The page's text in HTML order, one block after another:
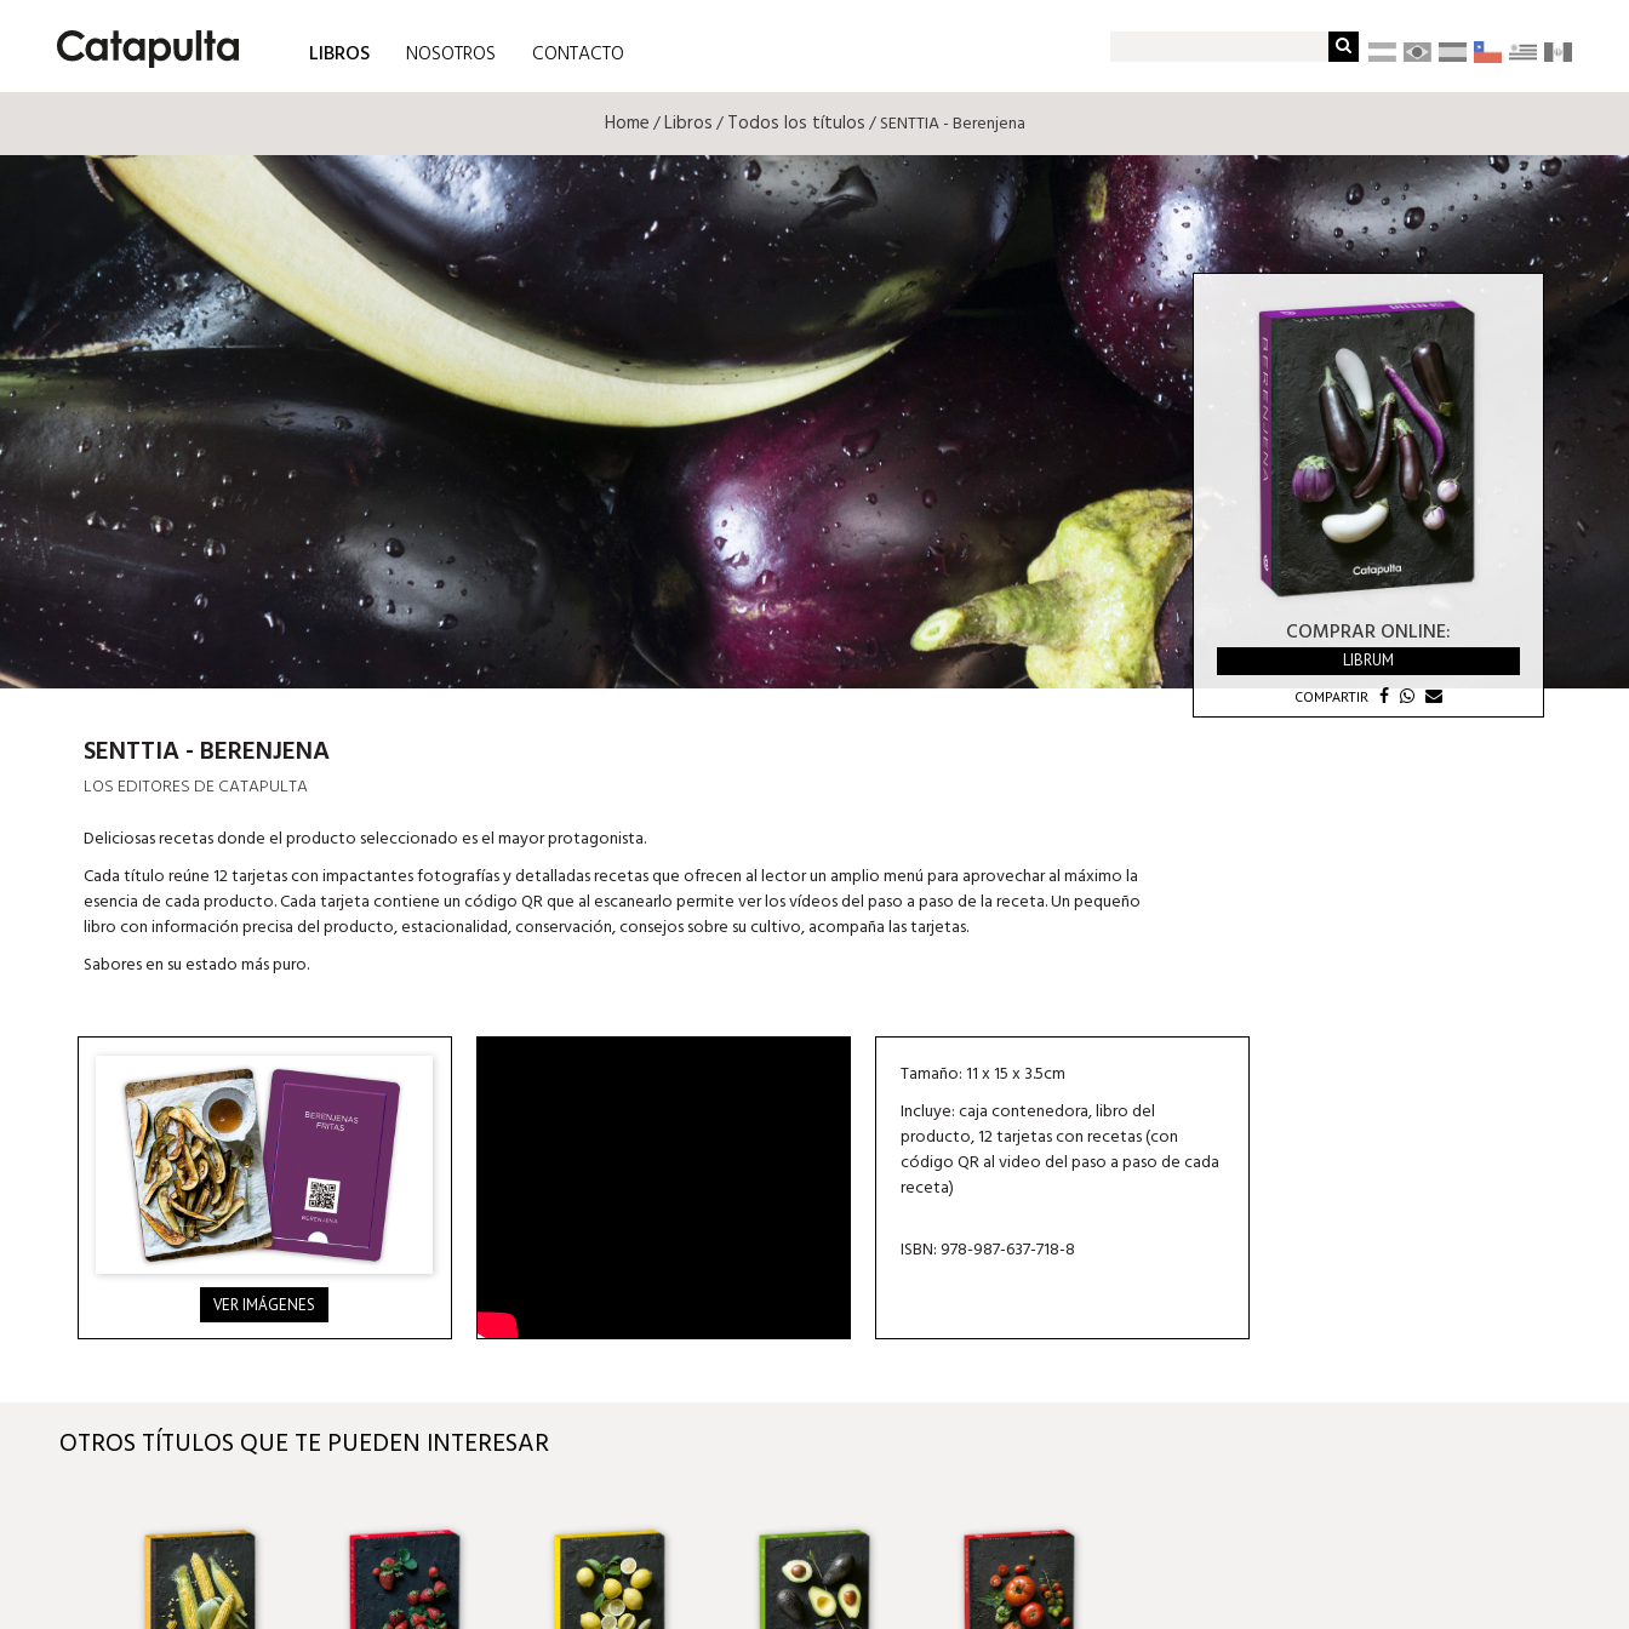
LIBROS NOSOTROS CONTACTO
Home/Libros/Todos los títulos/ SENTTIA - Berenjena
COMPRAR ONLINE:
LIBRUM
COMPARTIR
SENTTIA - BERENJENA
LOS EDITORES DE CATAPULTA
Deliciosas recetas donde el producto seleccionado es el mayor protagonista.
Cada título reúne 12 tarjetas con impactantes fotografías y detalladas recetas que ofrecen al lector un amplio menú para aprovechar al máximo la
esencia de cada producto. Cada tarjeta contiene un código QR que al escanearlo permite ver los vídeos del paso a paso de la receta. Un pequeño
libro con información precisa del producto, estacionalidad, conservación, consejos sobre su cultivo, acompaña las tarjetas.
Sabores en su estado más puro.
VER IMÁGENES
Tamaño: 11 x 15 x 3.5cm
Incluye: caja contenedora, libro del
producto, 12 tarjetas con recetas (con
código QR al video del paso a paso de cada
receta)
ISBN: 978-987-637-718-8
OTROS TÍTULOS QUE TE PUEDEN INTERESAR